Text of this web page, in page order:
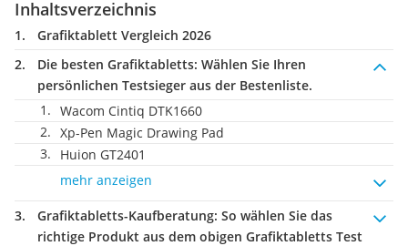
Inhaltsverzeichnis
Grafiktablett Vergleich 2026
Die besten Grafiktabletts: Wählen Sie Ihren
persönlichen Testsieger aus der Bestenliste.
Wacom Cintiq DTK1660
Xp-Pen Magic Drawing Pad
Huion GT2401
mehr anzeigen
Grafiktabletts-Kaufberatung: So wählen Sie das
richtige Produkt aus dem obigen Grafiktabletts Test